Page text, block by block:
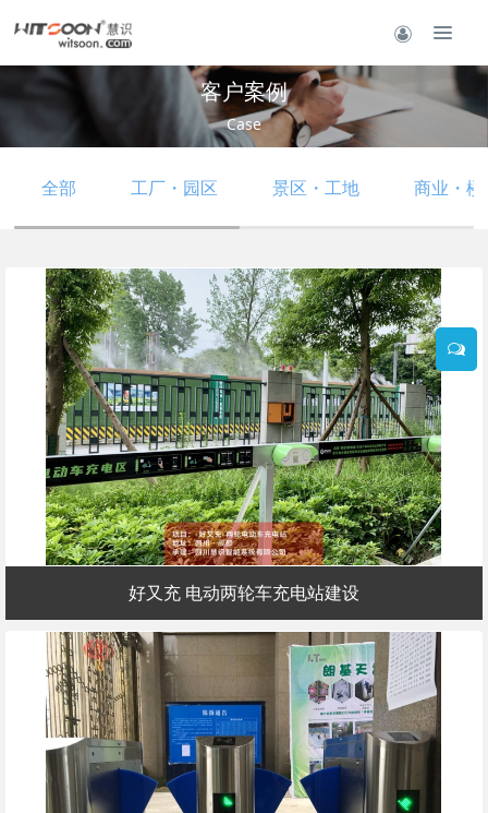
客户案例
Case
全部 工厂・园区 景区・工地 商业・楼
好又充 电动两轮车充电站建设